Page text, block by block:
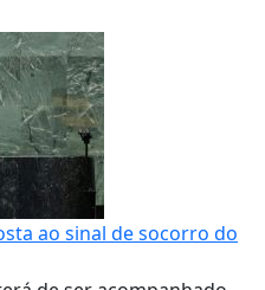
ao sinal de socorro do